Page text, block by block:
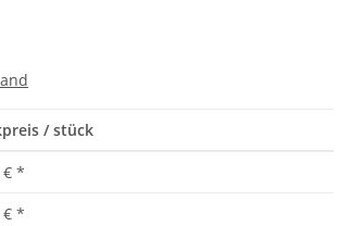
/ stück
€ *
€ *